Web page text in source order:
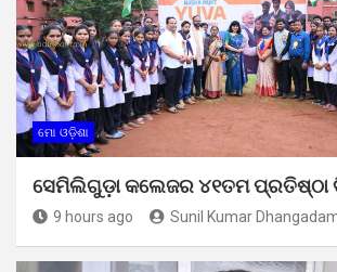
ମୋ ଓଡ଼ିଶା
ସେମିଲିଗୁଡ଼ା କଲେଜର ୪୧ତମ ପ୍ରତିଷ୍ଠା
9 hours ago Sunil Kumar